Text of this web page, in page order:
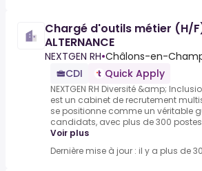
Chargé d'outils métier (H/
ALTERNANCE
NEXTGEN RH•Châlons-en-
CDI
Quick Apply
NEXTGEN RH Diversité &amp;
est un cabinet de recrutement
se positionne comme un véritable
candidats, avec plus de 300 postes
Voir plus
Dernière mise à jour : il y a plus de